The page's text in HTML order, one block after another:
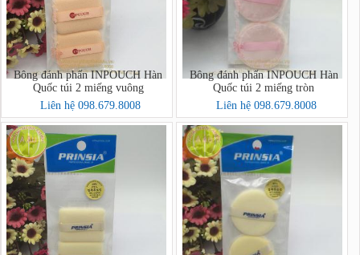
Bông đánh phấn INPOUCH Hàn
Quốc túi 2 miếng vuông
Liên hệ 098.679.8008
Bông đánh phấn INPOUCH Hàn
Quốc túi 2 miếng tròn
Liên hệ 098.679.8008